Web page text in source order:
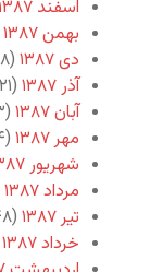
اسفند ۱۳۸۷
بهمن ۱۳۸۷
دی ۱۳۸۷
(۱۸)
آذر ۱۳۸۷
(۲۱)
آبان ۱۳۸۷
(۳۳)
مهر ۱۳۸۷
(۳۴)
شهریور ۱۳۸۷
مرداد ۱۳۸۷
تیر ۱۳۸۷
(۴۸)
خرداد ۱۳۸۷